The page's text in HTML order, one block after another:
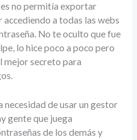
no permitía exportar
accediendo a todas las webs
No te oculto que fue
lo hice poco a poco pero
mejor secreto para
de usar un gestor
gente que juega
de los demás y